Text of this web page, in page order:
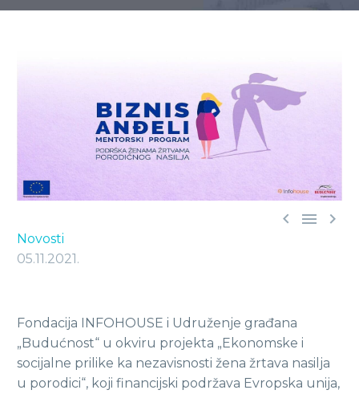
  
Novosti
05.11.2021.
Fondacija INFOHOUSE i Udruženje građana
„Budućnost“ u okviru projekta „Ekonomske i
socijalne prilike ka nezavisnosti žena žrtava nasilja
u porodici“, koji financijski podržava Evropska unija,